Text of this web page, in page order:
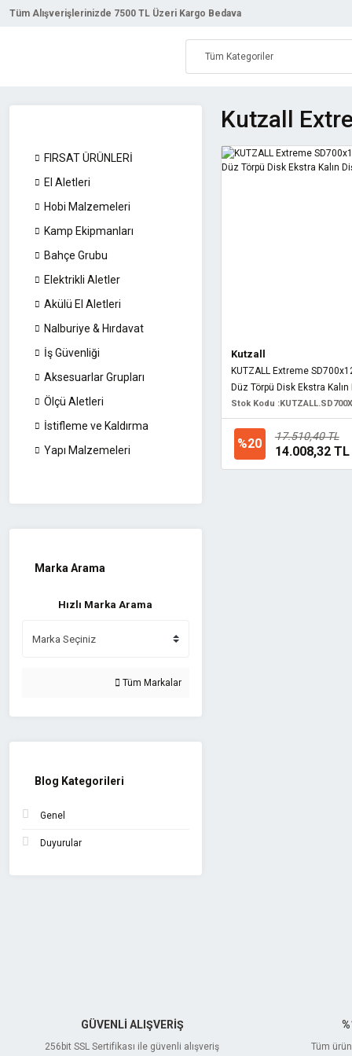
Tüm Alışverişlerinizde 7500 TL Üzeri Kargo Bedava
FIRSAT ÜRÜNLERİ
El Aletleri
Hobi Malzemeleri
Kamp Ekipmanları
Bahçe Grubu
Elektrikli Aletler
Akülü El Aletleri
Nalburiye & Hırdavat
İş Güvenliği
Aksesuarlar Grupları
Ölçü Aletleri
İstifleme ve Kaldırma
Yapı Malzemeleri
Marka Arama
Hızlı Marka Arama
Tüm Markalar
Blog Kategorileri
Genel
Duyurular
Kutzall
Kutzall
KUTZALL Extreme
Düz Törpü Disk Ekstra Kalın
Stok Kodu :
%20 17.510,40 TL
14.008,32 TL
GÜVENLİ ALIŞVERİŞ
256bit SSL Sertifikası ile güvenli alışveriş Tüm